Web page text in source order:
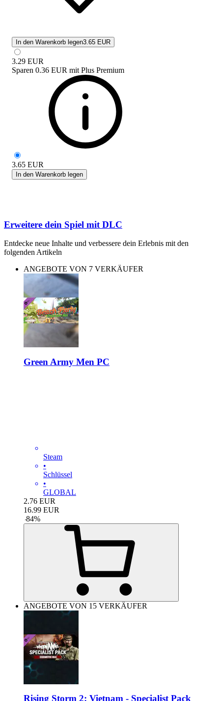
In den Warenkorb legen3.65 EUR
3.29 EUR
Sparen 0.36 EUR mit Plus Premium
3.65 EUR
In den Warenkorb legen
Erweitere dein Spiel mit DLC
Entdecke neue Inhalte und verbessere dein Erlebnis mit den
folgenden Artikeln
ANGEBOTE VON 7 VERKÄUFER
Green Army Men PC
Steam
•
Schlüssel
•
GLOBAL
2.76 EUR
16.99 EUR
-84%
ANGEBOTE VON 15 VERKÄUFER
Rising Storm 2: Vietnam - Specialist Pack